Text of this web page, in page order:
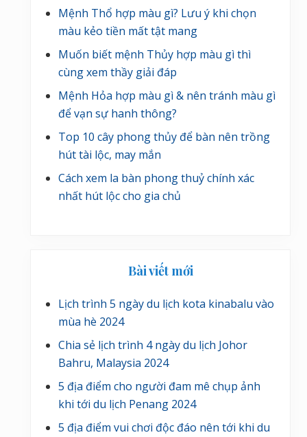
Mệnh Thổ hợp màu gì? Lưu ý khi chọn
màu kẻo tiền mất tật mang
Muốn biết mệnh Thủy hợp màu gì thì
cùng xem thầy giải đáp
Mệnh Hỏa hợp màu gì & nên tránh màu gì
để vạn sự hanh thông?
Top 10 cây phong thủy để bàn nên trồng
hút tài lộc, may mắn
Cách xem la bàn phong thuỷ chính xác
nhất hút lộc cho gia chủ
Bài viết mới
Lịch trình 5 ngày du lịch kota kinabalu vào
mùa hè 2024
Chia sẻ lịch trình 4 ngày du lịch Johor
Bahru, Malaysia 2024
5 địa điểm cho người đam mê chụp ảnh
khi tới du lịch Penang 2024
5 địa điểm vui chơi độc đáo nên tới khi du